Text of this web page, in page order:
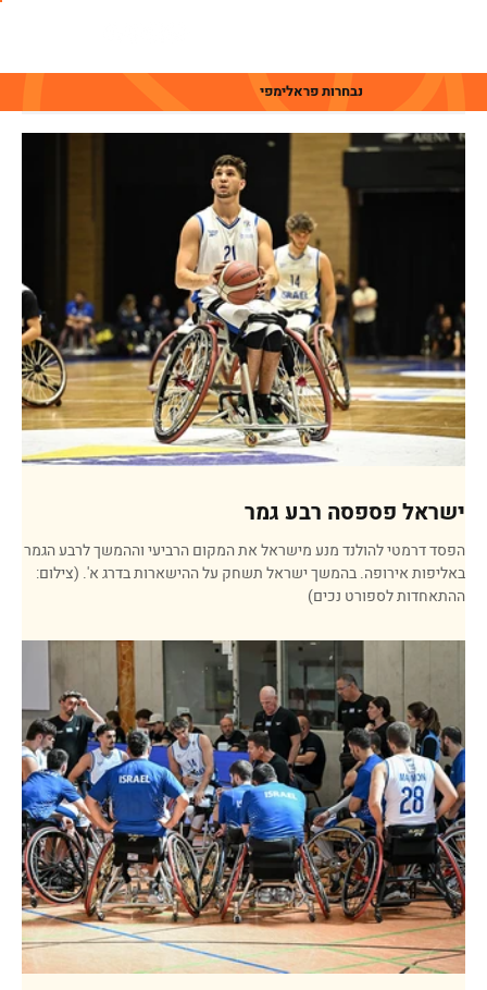
נבחרות פראלימפי
ישראל פספסה רבע גמר
הפסד דרמטי להולנד מנע מישראל את המקום הרביעי וההמשך לרבע הגמר
באליפות אירופה. בהמשך ישראל תשחק על ההישארות בדרג א'. (צילום:
ההתאחדות לספורט נכים)